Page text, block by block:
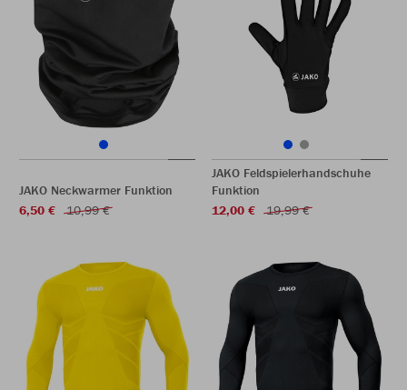
JAKO Neckwarmer Funktion
6,50 €
10,99 €
JAKO Feldspielerhandschuhe
Funktion
12,00 €
19,99 €